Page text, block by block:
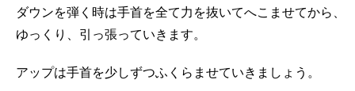
ダウンを弾く時は手首を全て力を抜いてへこませてから、
ゆっくり、引っ張っていきます。
アップは手首を少しずつふくらませていきましょう。